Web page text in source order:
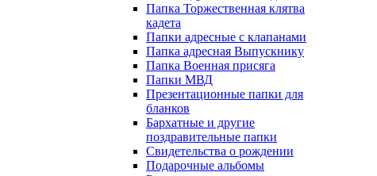
Папка Торжественная клятва
кадета
Папки адресные с клапанами
Папка адресная Выпускнику
Папка Военная присяга
Папки МВД
Презентационные папки для
бланков
Бархатные и другие
поздравительные папки
Свидетельства о рождении
Подарочные альбомы